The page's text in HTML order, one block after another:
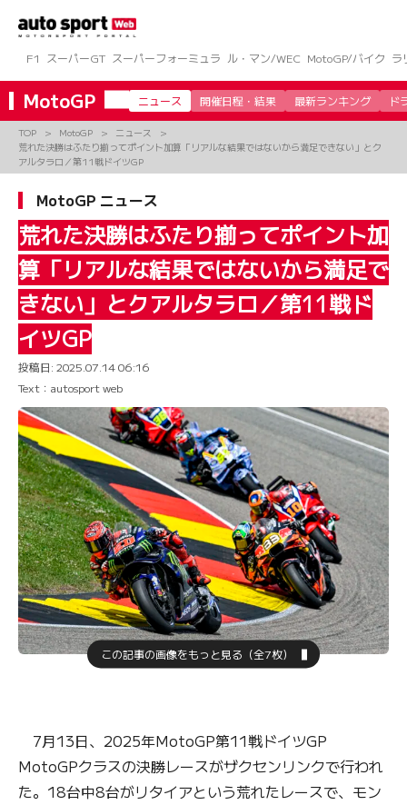
ツ
へ
ス
キ
F1 スーパーGT スーパーフォーミュラ ル・マン/WEC MotoGP/バイク ラ
MotoGP ニュース 開催日程・結果 最新ランキング ド
TOP MotoGP
ニュース
荒れた決勝はふたり揃ってポイント加算「リアルな結果ではないから満足できない」とク
アルタラロ／第11戦ドイツGP
MotoGP ニュース
荒れた決勝はふたり揃ってポイント加
算「リアルな結果ではないから満足で
きない」とクアルタラロ／第11戦ド
イツGP
投稿日: 2025.07.14 06:16
Text：autosport web
この記事の画像をもっと見る（全7枚）
7月13日、2025年MotoGP第11戦ドイツGP
MotoGPクラスの決勝レースがザクセンリンクで行われ
た。18台中8台がリタイアという荒れたレースで、モン